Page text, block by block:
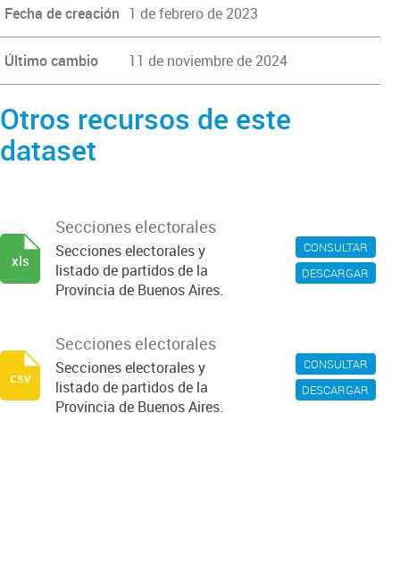
Fecha de creación 1 de febrero de 2023
Último cambio 11 de noviembre de 2024
Otros recursos de este
dataset
CONSULTAR
DESCARGAR
Secciones electorales
Secciones electorales y
listado de partidos de la
Provincia de Buenos Aires.
xls
CONSULTAR
DESCARGAR
Secciones electorales
Secciones electorales y
listado de partidos de la
Provincia de Buenos Aires.
csv